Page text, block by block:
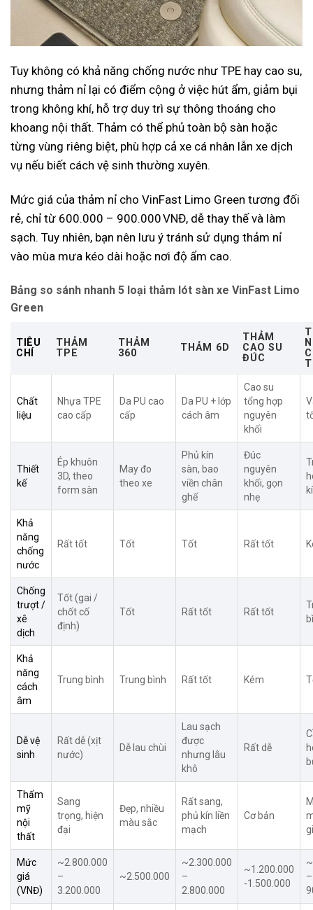
Tuy không có khả năng chống nước như TPE hay cao su,
nhưng thảm nỉ lại có điểm cộng ở việc hút ẩm, giảm bụi
trong không khí, hỗ trợ duy trì sự thông thoáng cho
khoang nội thất. Thảm có thể phủ toàn bộ sàn hoặc
từng vùng riêng biệt, phù hợp cả xe cá nhân lẫn xe dịch
vụ nếu biết cách vệ sinh thường xuyên.
Mức giá của thảm nỉ cho VinFast Limo Green tương đối
rẻ, chỉ từ 600.000 – 900.000 VNĐ, dễ thay thế và làm
sạch. Tuy nhiên, bạn nên lưu ý tránh sử dụng thảm nỉ
vào mùa mưa kéo dài hoặc nơi độ ẩm cao.
Bảng so sánh nhanh 5 loại thảm lót sàn xe VinFast Limo
Green
TIÊU
CHÍ
THẢM
TPE
THẢM
360
THẢM 6D
THẢM
CAO SU
ĐÚC
Chất
liệu
Nhựa TPE
cao cấp
Da PU cao
cấp
Da PU + lớp
cách âm
Cao su
tổng hợp
nguyên
khối
Thiết
kế
Ép khuôn
3D, theo
form sàn
May đo
theo xe
Phủ kín
sàn, bao
viền chân
ghế
Đúc
nguyên
khối, gọn
nhẹ
Khả
năng
chống
nước
Rất tốt Tốt Tốt Rất tốt
Chống
trượt /
xê
dịch
Tốt (gai /
chốt cố
định)
Tốt Rất tốt Rất tốt
Khả
năng
cách
âm
Trung bình Trung bình Rất tốt Kém
Dễ vệ
sinh
Rất dễ (xịt
nước)
Dễ lau chùi
Lau sạch
được
nhưng lâu
khô
Rất dễ
Thẩm
mỹ
nội
thất
Sang
trọng, hiện
đại
Đẹp, nhiều
màu sắc
Rất sang,
phủ kín liền
mạch
Cơ bản
Mức
giá
(VNĐ)
~2.800.000
–
3.200.000
~2.500.000
~2.300.000
–
2.800.000
~1.200.000
-1.500.000
–